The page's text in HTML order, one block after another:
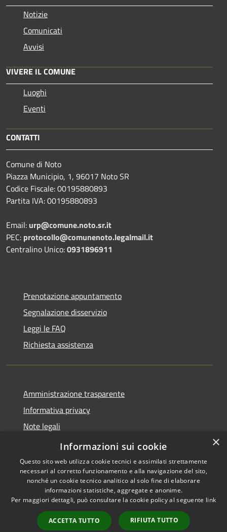
Notizie
Comunicati
Avvisi
VIVERE IL COMUNE
Luoghi
Eventi
CONTATTI
Comune di Noto
Piazza Municipio, 1, 96017 Noto SR
Codice Fiscale: 00195880893
Partita IVA: 00195880893
Email: urp@comune.noto.sr.it
PEC: protocollo@comunenoto.legalmail.it
Centralino Unico:0931896911
Prenotazione appuntamento
Segnalazione disservizio
Leggi le FAQ
Richiesta assistenza
Amministrazione trasparente
Informativa privacy
Note legali
Dichiarazione di accessibilità
Accessibilità
Copyright © 2026 • Città di
Noto • Powered by
Municipium•
Accesso
×
Informazioni sui cookie
Questo sito web utilizza cookie tecnici e assimilati strettamente
necessari al corretto funzionamento e alla navigazione del sito,
nonché un cookie tecnico analitico al solo fine di elaborare
informazioni statistiche, aggregate e anonime.
Per maggiori dettagli, può consultare la cookie policy al seguente link
ACCETTA TUTTO RIFIUTA TUTTO